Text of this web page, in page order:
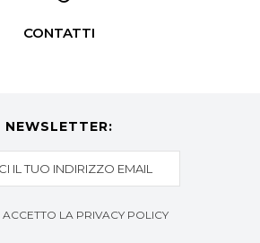
CONTATTI
NEWSLETTER:
ACCETTO LA PRIVACY POLICY